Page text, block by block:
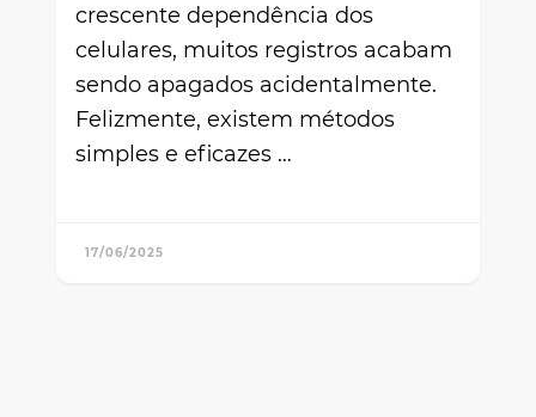
crescente dependência dos
celulares, muitos registros acabam
sendo apagados acidentalmente.
Felizmente, existem métodos
simples e eficazes …
17/06/2025